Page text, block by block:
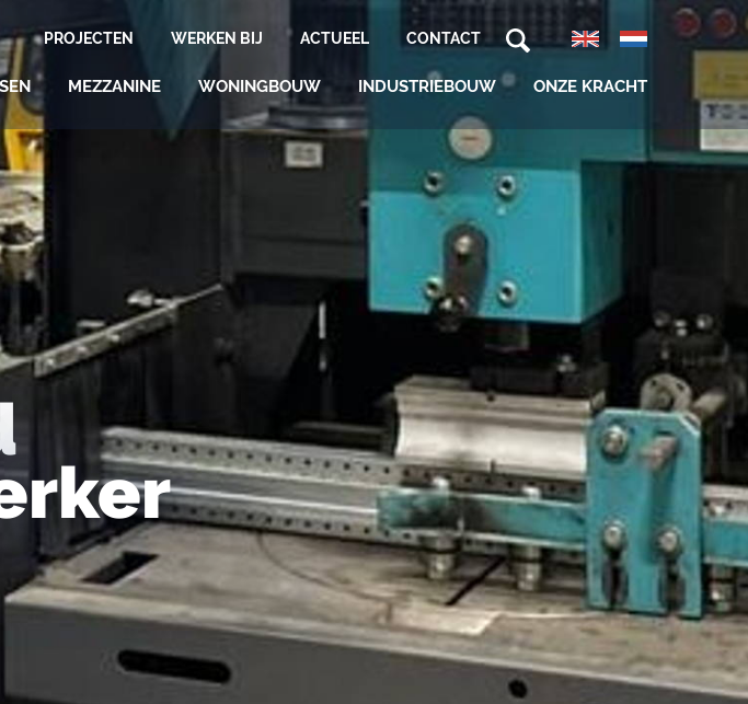
PROJECTEN WERKEN BIJ ACTUEEL CONTACT
MEZZANINE WONINGBOUW INDUSTRIEBOUW ONZE KRACHT